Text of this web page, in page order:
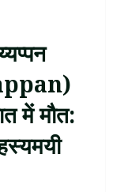
में मौत: